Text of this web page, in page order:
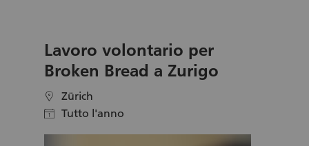
beni di lunga conservazione e articoli di uso
quotidiano come quelli per la cura personale)
vengono accuratamente selezionati,
confezionati e distribuiti a persone in difficoltà
dai nostri volontari. Tutti i prodotti non più
idonei al consumo umano ma che sono ancora
utilizzabili vengono consegnati in modo
Lavoro volontario per
Broken Bread a Zurigo
location Zürich
calendar Tutto l'anno